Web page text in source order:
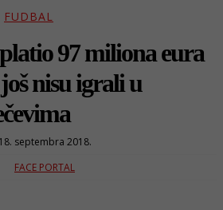
FUDBAL
97 miliona eura
nisu igrali u
18. septembra 2018.
FACE PORTAL